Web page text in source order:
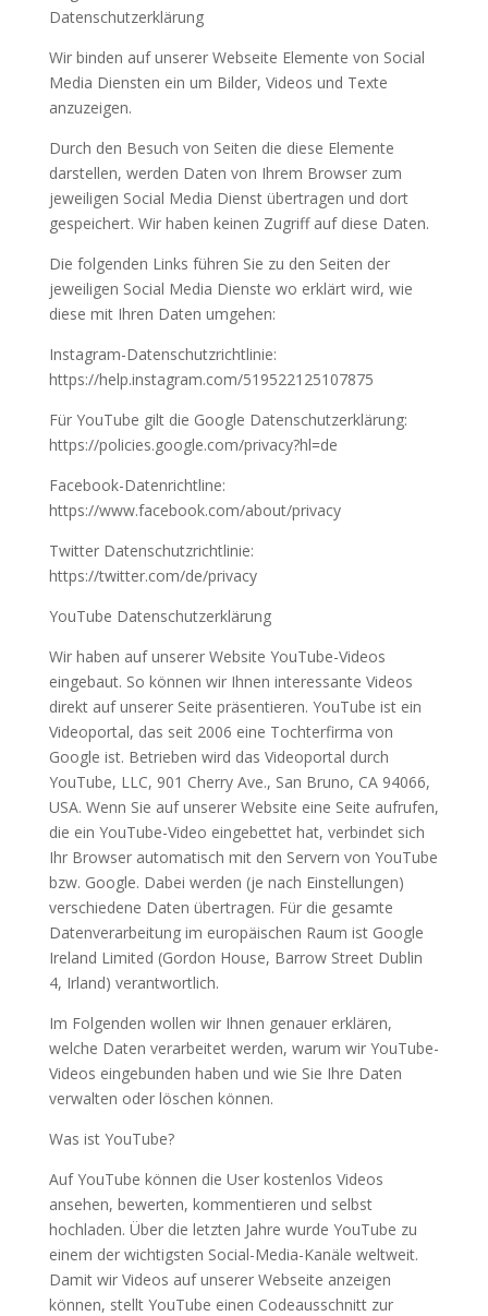
Datenschutzerklärung
Wir binden auf unserer Webseite Elemente von Social
Media Diensten ein um Bilder, Videos und Texte
anzuzeigen.
Durch den Besuch von Seiten die diese Elemente
darstellen, werden Daten von Ihrem Browser zum
jeweiligen Social Media Dienst übertragen und dort
gespeichert. Wir haben keinen Zugriff auf diese Daten.
Die folgenden Links führen Sie zu den Seiten der
jeweiligen Social Media Dienste wo erklärt wird, wie
diese mit Ihren Daten umgehen:
Instagram-Datenschutzrichtlinie:
https://help.instagram.com/519522125107875
Für YouTube gilt die Google Datenschutzerklärung:
https://policies.google.com/privacy?hl=de
Facebook-Datenrichtline:
https://www.facebook.com/about/privacy
Twitter Datenschutzrichtlinie:
https://twitter.com/de/privacy
YouTube Datenschutzerklärung
Wir haben auf unserer Website YouTube-Videos
eingebaut. So können wir Ihnen interessante Videos
direkt auf unserer Seite präsentieren. YouTube ist ein
Videoportal, das seit 2006 eine Tochterfirma von
Google ist. Betrieben wird das Videoportal durch
YouTube, LLC, 901 Cherry Ave., San Bruno, CA 94066,
USA. Wenn Sie auf unserer Website eine Seite aufrufen,
die ein YouTube-Video eingebettet hat, verbindet sich
Ihr Browser automatisch mit den Servern von YouTube
bzw. Google. Dabei werden (je nach Einstellungen)
verschiedene Daten übertragen. Für die gesamte
Datenverarbeitung im europäischen Raum ist Google
Ireland Limited (Gordon House, Barrow Street Dublin
4, Irland) verantwortlich.
Im Folgenden wollen wir Ihnen genauer erklären,
welche Daten verarbeitet werden, warum wir YouTube-
Videos eingebunden haben und wie Sie Ihre Daten
verwalten oder löschen können.
Was ist YouTube?
Auf YouTube können die User kostenlos Videos
ansehen, bewerten, kommentieren und selbst
hochladen. Über die letzten Jahre wurde YouTube zu
einem der wichtigsten Social-Media-Kanäle weltweit.
Damit wir Videos auf unserer Webseite anzeigen
können, stellt YouTube einen Codeausschnitt zur